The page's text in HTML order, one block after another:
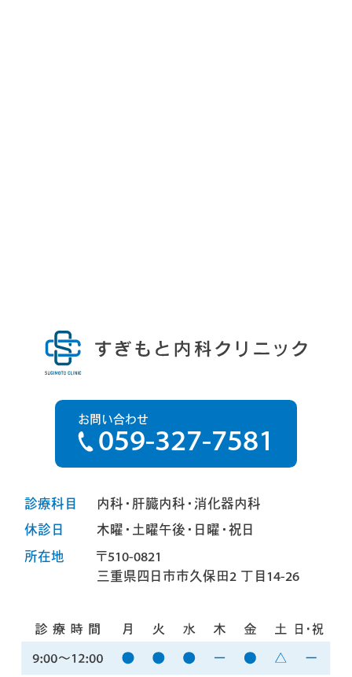
お問い合わせ
059-327-7581
診療科目
内科・肝臓内科・消化器内科
休診日
木曜・土曜午後・日曜・祝日
所在地
〒510-0821
三重県四日市市久保田2 丁目14-26